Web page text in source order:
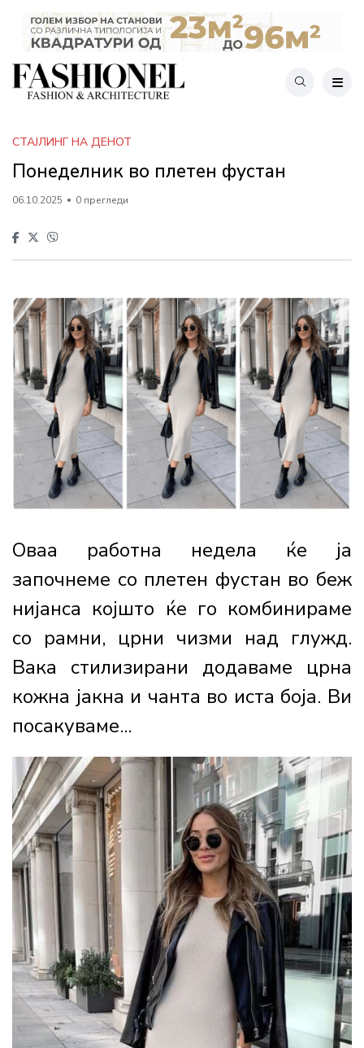
СТАЈЛИНГ НА ДЕНОТ
Понеделник во плетен фустан
06.10.2025 0 прегледи
Оваа работна недела ќе ја
започнеме со плетен фустан во беж
нијанса којшто ќе го комбинираме
со рамни, црни чизми над глужд.
Вака стилизирани додаваме црна
кожна јакна и чанта во иста боја. Ви
посакуваме...